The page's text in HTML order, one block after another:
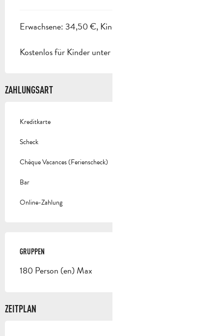
Erwachsene: 34,50 €, Kinder (8-18 Jahren): 17 €.
Kostenlos für Kinder unter 8 Jahren.
ZAHLUNGSART
Kreditkarte
Scheck
Chèque Vacances (Ferienscheck)
Bar
Online-Zahlung
GRUPPEN
GRUPPEN
180 Person (en) Max
ZEITPLAN